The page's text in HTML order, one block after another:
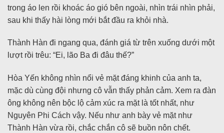
trong áo len rồi khoác áo gió bên ngoài, nhìn trái nhìn phải,
sau khi thấy hài lòng mới bắt đầu ra khỏi nhà.
Thành Hàn đi ngang qua, đánh giá từ trên xuống dưới một
lượt rồi trêu: “Ei, lão Ba đi đâu thế?”
Hòa Yến không nhìn nổi vẻ mặt đáng khinh của anh ta,
mặc dù cùng đội nhưng cô vẫn thấy phản cảm. Xem ra đàn
ông không nên bộc lộ cảm xúc ra mặt là tốt nhất, như
Nguyên Phi Cách vậy. Nếu như anh bày vẻ mặt như
Thành Hàn vừa rồi, chắc chắn cô sẽ buồn nôn chết.